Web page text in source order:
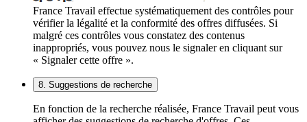
France Travail effectue systématiquement des contrôles pour
vérifier la légalité et la conformité des offres diffusées. Si
malgré ces contrôles vous constatez des contenus
inappropriés, vous pouvez nous le signaler en cliquant sur
« Signaler cette offre ».
8. Suggestions de recherche
En fonction de la recherche réalisée, France Travail peut vous